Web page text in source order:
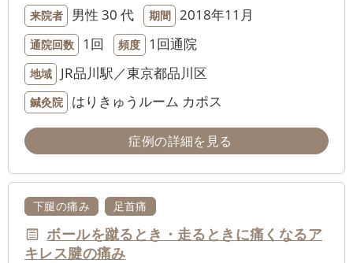
来院者 男性 30 代 期間 2018年11月
通院回数 1回 頻度 1回通院
地域 JR品川駅／東京都品川区
鍼灸院 はりきゅうルーム カポス
症例の詳細を見る
下腿の痛み 足首痛
ボールを蹴るとき・走るときに痛くなるア
キレス腱の痛み